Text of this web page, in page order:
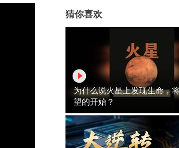
猜你喜欢
为什么说火星上发现生命，
望的开始？